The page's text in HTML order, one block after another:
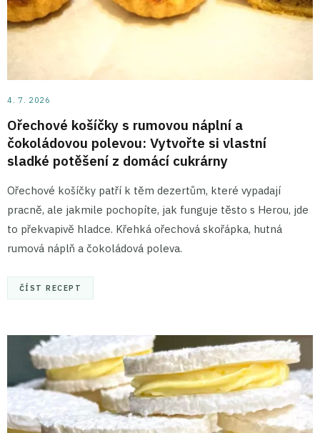
4. 7. 2026
Ořechové košíčky s rumovou náplní a
čokoládovou polevou: Vytvořte si vlastní
sladké potěšení z domácí cukrárny
Ořechové košíčky patří k těm dezertům, které vypadají
pracně, ale jakmile pochopíte, jak funguje těsto s Herou, jde
to překvapivě hladce. Křehká ořechová skořápka, hutná
rumová náplň a čokoládová poleva.
ČÍST RECEPT